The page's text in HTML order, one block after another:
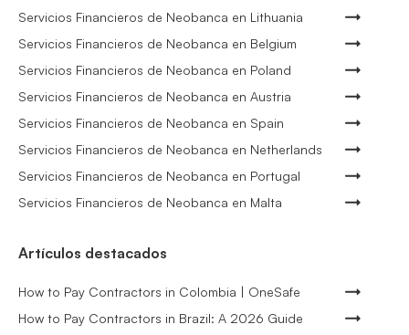
Servicios Financieros de Neobanca en Lithuania
Servicios Financieros de Neobanca en Belgium
Servicios Financieros de Neobanca en Poland
Servicios Financieros de Neobanca en Austria
Servicios Financieros de Neobanca en Spain
Servicios Financieros de Neobanca en Netherlands
Servicios Financieros de Neobanca en Portugal
Servicios Financieros de Neobanca en Malta
Artículos destacados
How to Pay Contractors in Colombia | OneSafe
How to Pay Contractors in Brazil: A 2026 Guide